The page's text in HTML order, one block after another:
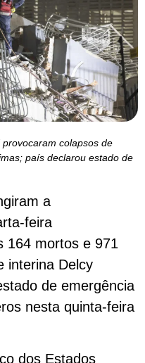
colapsos de
país declarou estado de
a
feira
164 mortos e 971
interina Delcy
de emergência
nesta quinta-feira
dos Estados